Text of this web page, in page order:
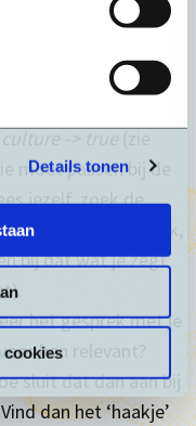
Details tonen
cookies
je organisatie.
positioneren en
moet passen bij de
jezelf, zoek de
en wees eerlijk,
bij dat wat je zegt
het gesprek met je
hen relevant?
sluit dat dan aan bij
dan het ‘haakje’